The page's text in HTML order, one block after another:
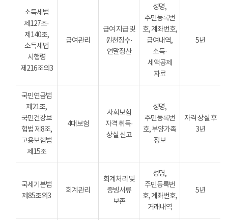
소득세법
제127조·
제140조,
소득세법
시행령
제216조의3
급여관리
급여 지급 및
원천징수·
연말정산
성명,
주민등록번
호, 계좌번호,
급여내역,
소득·
세액공제
자료
5년
국민연금법
제21조,
국민건강보
험법 제8조,
고용보험법
제15조
4대보험
사회보험
자격 취득·
상실 신고
성명,
주민등록번
호, 부양가족
정보
자격 상실 후
3년
국세기본법
제85조의3
회계관리
회계처리 및
증빙서류
보존
성명,
주민등록번
호, 계좌번호,
거래내역
5년